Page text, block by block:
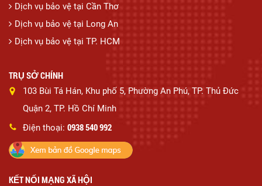
Dịch vụ bảo vệ tại Cần Thơ
Dịch vụ bảo vệ tại Long An
Dịch vụ bảo vệ tại TP. HCM
TRỤ SỞ CHÍNH
103 Bùi Tá Hán, Khu phố 5, Phường An Phú, TP. Thủ Đức
Quận 2, TP. Hồ Chí Minh
Điện thoại: 0938 540 992
KẾT NỐI MẠNG XÃ HỘI